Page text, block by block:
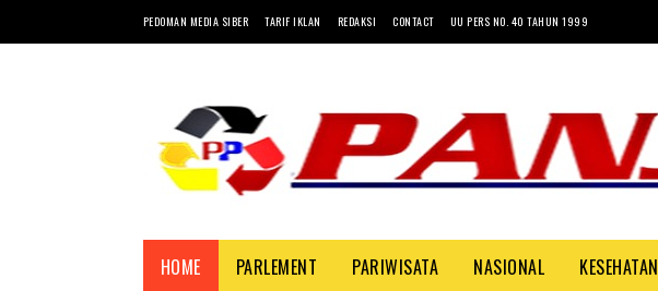
PEDOMAN MEDIA SIBER TARIF IKLAN REDAKSI CONTACT UU PERS NO. 40 TAHUN 1999
HOME PARLEMENT PARIWISATA NASIONAL KESEHATAN